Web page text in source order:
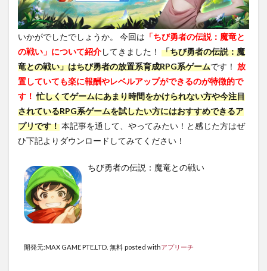
いかがでしたでしょうか。 今回は 「ちび勇者の伝説：魔竜と
の戦い」について紹介してきました！ 「ちび勇者の伝説：魔
竜との戦い」はちび勇者の放置系育成RPG系ゲームです！ 放
置していても楽に報酬やレベルアップができるのが特徴的で
す！忙しくてゲームにあまり時間をかけられない方や今注目
されているRPG系ゲームを試したい方にはおすすめできるア
プリです！本記事を通して、やってみたい！と感じた方はぜ
ひ下記よりダウンロードしてみてください！
ちび勇者の伝説：魔竜との戦い
開発元:MAX GAME PTE.LTD. 無料 posted withアプリーチ